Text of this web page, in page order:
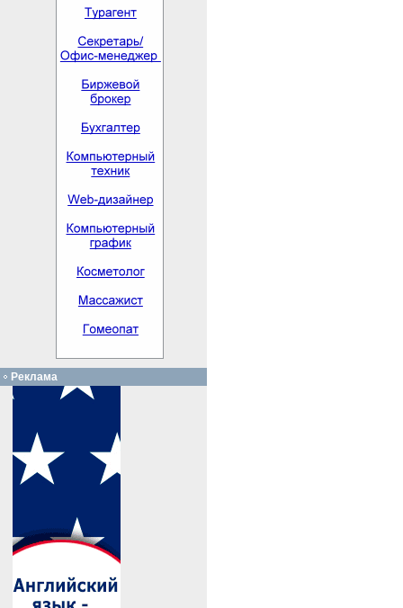
Реклама